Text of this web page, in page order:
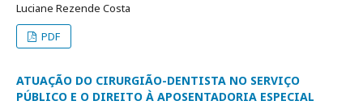
Luciane Rezende Costa
PDF
ATUAÇÃO DO CIRURGIÃO-DENTISTA NO SERVIÇO
PÚBLICO E O DIREITO À APOSENTADORIA ESPECIAL